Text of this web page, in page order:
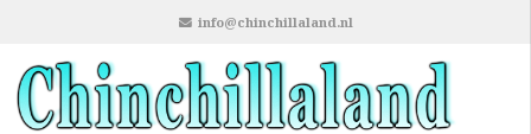
info@chinchillaland.nl